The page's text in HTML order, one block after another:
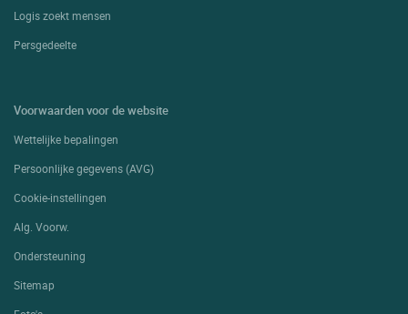
Logis zoekt mensen
Persgedeelte
Voorwaarden voor de website
Wettelijke bepalingen
Persoonlijke gegevens (AVG)
Cookie-instellingen
Alg. Voorw.
Ondersteuning
Sitemap